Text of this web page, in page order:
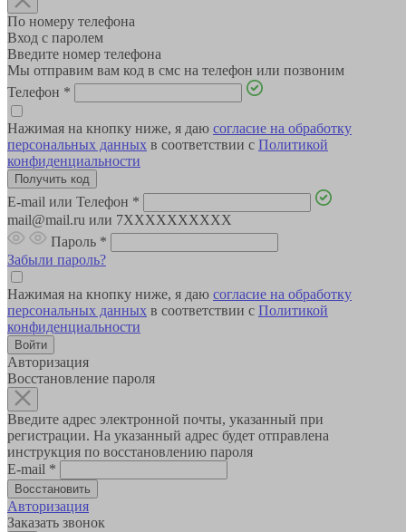
По номеру телефона
Вход с паролем
Введите номер телефона
Мы отправим вам код в смс на телефон или позвоним
Телефон *
Нажимая на кнопку ниже, я даю согласие на обработку
персональных данных в соответствии с Политикой
конфиденциальности
E-mail или Телефон *
mail@mail.ru или 7XXXXXXXXXX
Пароль *
Забыли пароль?
Нажимая на кнопку ниже, я даю согласие на обработку
персональных данных в соответствии с Политикой
конфиденциальности
Авторизация
Восстановление пароля
Введите адрес электронной почты, указанный при
регистрации. На указанный адрес будет отправлена
инструкция по восстановлению пароля
E-mail *
Авторизация
Заказать звонок